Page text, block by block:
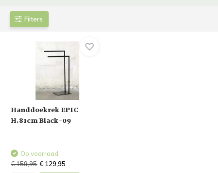
Filters
Handdoekrek EPIC
H.81cm Black-09
Op voorraad
€ 159,95 € 129,95